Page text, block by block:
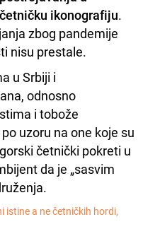
ikonografiju.
zbog pandemije
nisu prestale.
u Srbiji i
odnosno
i tobože
uzoru na one koje su
četnički pokreti u
da je „sasvim
istine a ne četničkih hordi,